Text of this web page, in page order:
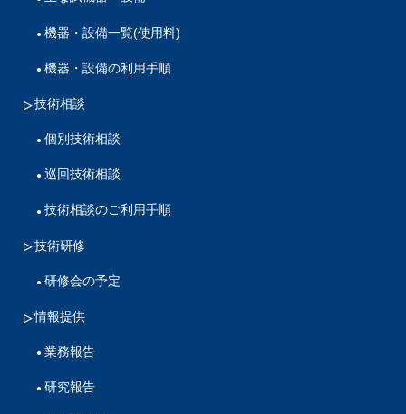
機器・設備一覧(使用料)
機器・設備の利用手順
技術相談
個別技術相談
巡回技術相談
技術相談のご利用手順
技術研修
研修会の予定
情報提供
業務報告
研究報告